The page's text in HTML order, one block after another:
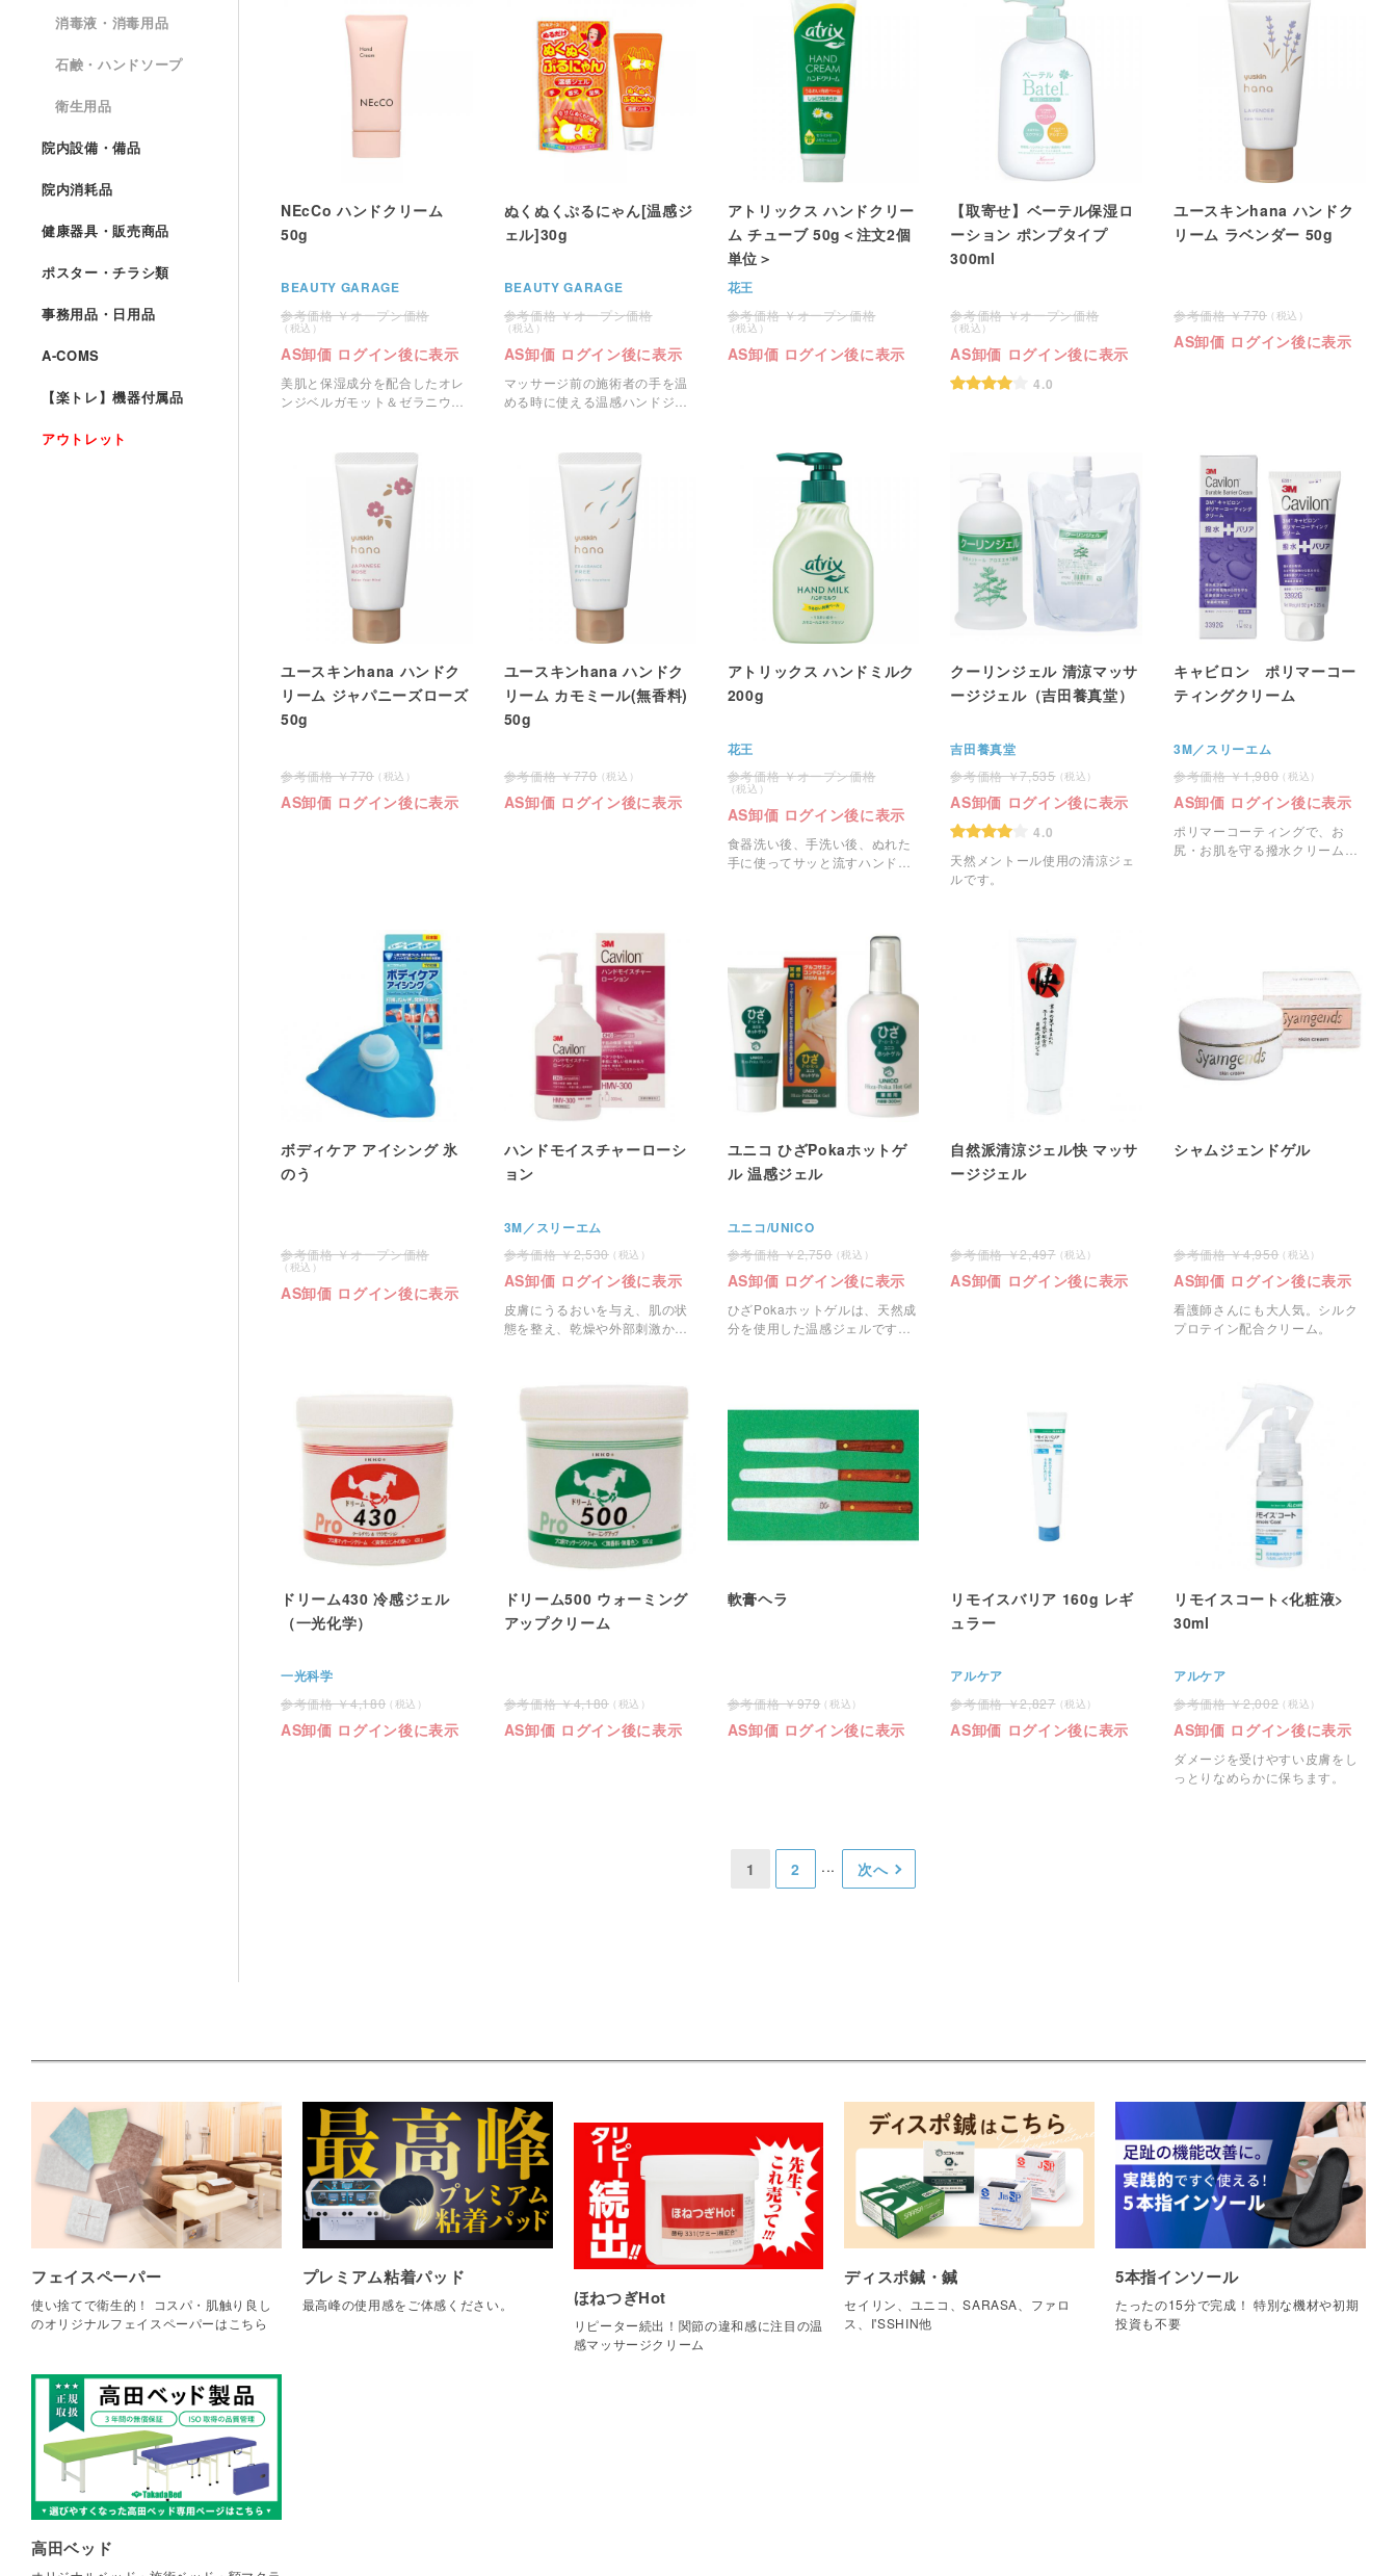
NEcCo ハンドクリーム
50g
BEAUTY GARAGE
オープン価格
AS卸価 ログイン後に表示
美肌と保湿成分を配合したオレ
ンジベルガモット＆ゼラニウム
ぬくぬくぷるにゃん[温感ジ
ェル]30g
BEAUTY GARAGE
オープン価格
AS卸価 ログイン後に表示
マッサージ前の施術者の手を温
める時に使える温感ハンドジェ
アトリックス ハンドクリー
ム チューブ 50g＜注文2個
単位＞
花王
オープン価格
AS卸価 ログイン後に表示
【取寄せ】ベーテル保湿ロ
ーション ポンプタイプ
300ml
オープン価格
AS卸価 ログイン後に表示
4.0
ユースキンhana ハンドク
リーム ラベンダー 50g
770
AS卸価 ログイン後に表示
ユースキンhana ハンドク
リーム ジャパニーズローズ
50g
770
AS卸価 ログイン後に表示
ユースキンhana ハンドク
リーム カモミール(無香料)
50g
770
AS卸価 ログイン後に表示
アトリックス ハンドミルク
200g
花王
オープン価格
AS卸価 ログイン後に表示
食器洗い後、手洗い後、ぬれた
手に使ってサッと流すハンドケ
クーリンジェル 清涼マッサ
ージジェル（吉田養真堂）
吉田養真堂
7,535
AS卸価 ログイン後に表示
4.0
天然メントール使用の清涼ジェ
ルです。
キャビロン ポリマーコー
ティングクリーム
3M／スリーエム
1,980
AS卸価 ログイン後に表示
ポリマーコーティングで、お
尻・お肌を守る撥水クリームで
ボディケア アイシング 氷
のう
オープン価格
AS卸価 ログイン後に表示
ハンドモイスチャーローシ
ョン
3M／スリーエム
2,530
AS卸価 ログイン後に表示
皮膚にうるおいを与え、肌の状
態を整え、乾燥や外部刺激から
ユニコ ひざPokaホットゲ
ル 温感ジェル
ユニコ/UNICO
2,750
AS卸価 ログイン後に表示
ひざPokaホットゲルは、天然成
分を使用した温感ジェルです。
自然派清涼ジェル快 マッサ
ージジェル
2,497
AS卸価 ログイン後に表示
シャムジェンドゲル
4,950
AS卸価 ログイン後に表示
看護師さんにも大人気。シルク
プロテイン配合クリーム。
ドリーム430 冷感ジェル
（一光化学）
一光科学
4,180
AS卸価 ログイン後に表示
ドリーム500 ウォーミング
アップクリーム
4,180
AS卸価 ログイン後に表示
軟膏ヘラ
979
AS卸価 ログイン後に表示
リモイスバリア 160g レギ
ュラー
アルケア
2,827
AS卸価 ログイン後に表示
リモイスコート<化粧液>
30ml
アルケア
2,002
AS卸価 ログイン後に表示
ダメージを受けやすい皮膚をし
っとりなめらかに保ちます。
1 2 次へ
消毒液・消毒用品
石鹸・ハンドソープ
衛生用品
院内設備・備品
院内消耗品
健康器具・販売商品
ポスター・チラシ類
事務用品・日用品
A-COMS
【楽トレ】機器付属品
アウトレット
フェイスペーパー
使い捨てで衛生的！ コスパ・肌触り良し
のオリジナルフェイスペーパーはこちら
プレミアム粘着パッド
最高峰の使用感をご体感ください。 ほねつぎHot
リピーター続出！関節の違和感に注目の温
感マッサージクリーム
ディスポ鍼・鍼
セイリン、ユニコ、SARASA、ファロ
ス、I'SSHIN他
5本指インソール
たったの15分で完成！ 特別な機材や初期
投資も不要
高田ベッド